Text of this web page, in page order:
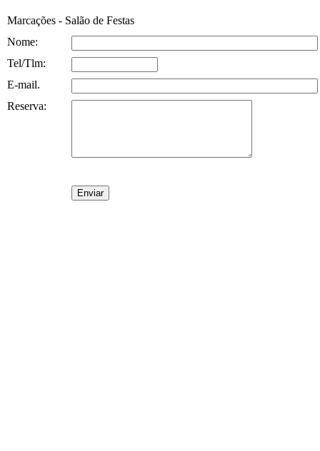
Marcações - Salão de Festas
Nome:
Tel/Tlm:
E-mail.
Reserva: